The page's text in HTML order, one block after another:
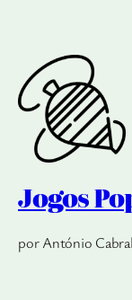
Jogos
por António Cabral